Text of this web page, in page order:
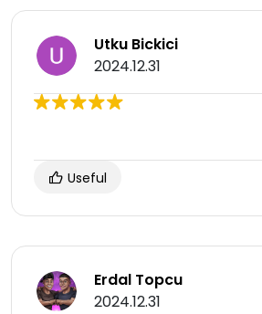
Utku Bickici
2024.12.31
Useful
Erdal Topcu
2024.12.31